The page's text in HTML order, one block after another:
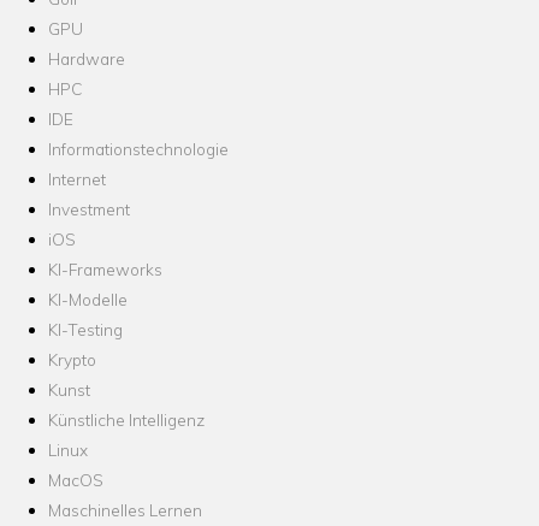
GPU
Hardware
HPC
IDE
Informationstechnologie
Internet
Investment
iOS
KI-Frameworks
KI-Modelle
KI-Testing
Krypto
Kunst
Künstliche Intelligenz
Linux
MacOS
Maschinelles Lernen